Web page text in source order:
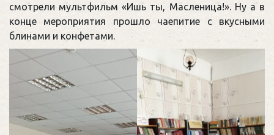
смотрели мультфильм «Ишь ты, Масленица!». Ну а в
конце мероприятия прошло чаепитие с вкусными
блинами и конфетами.